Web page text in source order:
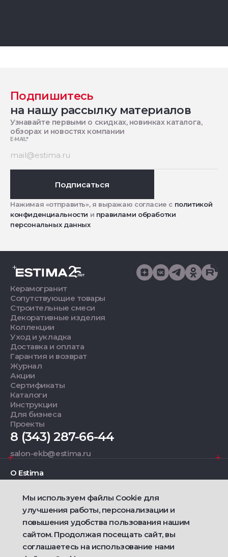
Подпишитесь
на нашу рассылку материалов
Узнавайте первыми о скидках, новинках каталога,
обзорах и новостях компании
E-MAIL*
Подписаться
Нажимая «отправить», я выражаю согласие с политикой
конфиденциальности и правилами обработки
персональных данных
Керамогранит
Сопутствующие товары
Строительные смеси
Декоративные изделия
Коллекции
Уход и укладка
Доставка и оплата
Гарантия и возврат
Журнал
Акции
Сертификаты
Каталоги
Инструкции
Для бизнеса
Проекты
8 (343) 287-66-44
salon-ekb@estima.ru
О Estima
Дизайнерам
Фирменные салоны
2021 — 2026 © Estima
Мы используем файлы Cookie для
улучшения работы, персонализации и
повышения удобства пользования нашим
сайтом. Продолжая посещать сайт, вы
соглашаетесь на использование нами